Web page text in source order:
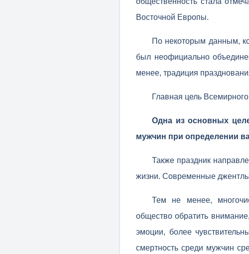
Восточной Европы.
По некоторым данным,
был неофициально
менее, традиция
Главная цель
Одна из основных
мужчин при определении
Также праздник
жизни. Современные
Тем не менее,
общество обратить
эмоции, более
смертность среди мужчин